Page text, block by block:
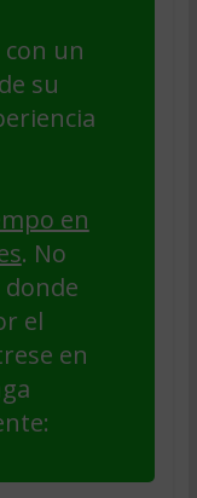
un
su
en
. No
el
en